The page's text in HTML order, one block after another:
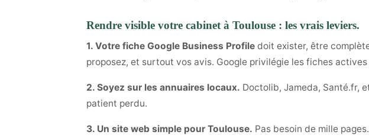
Rendre visible votre cabinet à Toulouse : les vrais leviers.
1. Votre fiche Google Business Profile doit exister, être
proposez, et surtout vos avis. Google privilégie les fiches
2. Soyez sur les annuaires locaux. Doctolib, Jameda, Santé.fr,
patient perdu.
3. Un site web simple pour Toulouse. Pas besoin de mille